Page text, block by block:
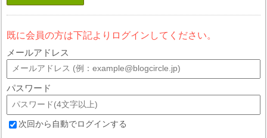
既に会員の方は下記よりログインしてください。
メールアドレス
パスワード
次回から自動でログインする